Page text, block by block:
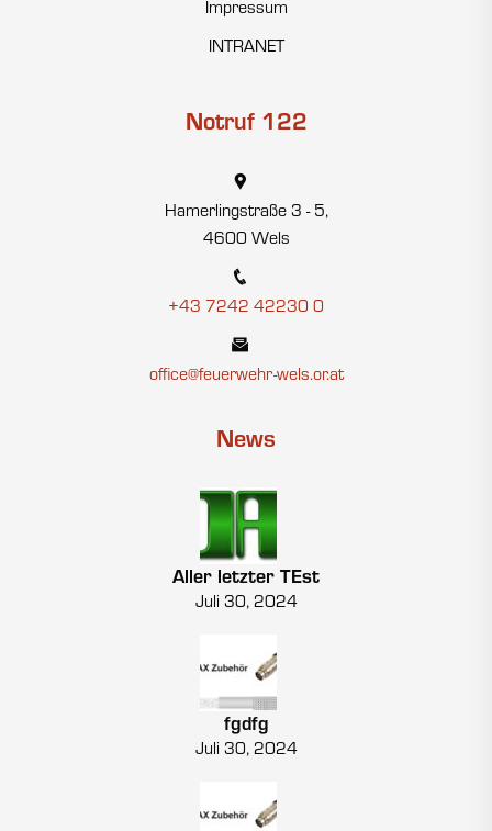
Impressum
INTRANET
Notruf 122
Hamerlingstraße 3 - 5,
4600 Wels
+43 7242 42230 0
office@feuerwehr-wels.or.at
News
Aller letzter TEst
Juli 30, 2024
fgdfg
Juli 30, 2024